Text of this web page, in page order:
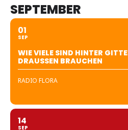
SEPTEMBER
01
SEP
WIE VIELE SIND HINTER
DRAUSSEN BRAUCHEN
RADIO FLORA
14
SEP